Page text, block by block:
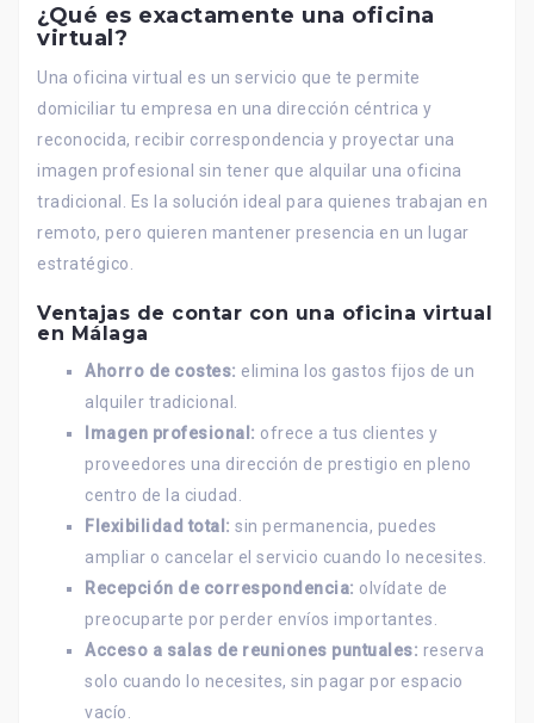
¿Qué es exactamente una oficina
virtual?
Una oficina virtual es un servicio que te permite
domiciliar tu empresa en una dirección céntrica y
reconocida, recibir correspondencia y proyectar una
imagen profesional sin tener que alquilar una oficina
tradicional. Es la solución ideal para quienes trabajan en
remoto, pero quieren mantener presencia en un lugar
estratégico.
Ventajas de contar con una oficina virtual
en Málaga
Ahorro de costes: elimina los gastos fijos de un
alquiler tradicional.
Imagen profesional: ofrece a tus clientes y
proveedores una dirección de prestigio en pleno
centro de la ciudad.
Flexibilidad total: sin permanencia, puedes
ampliar o cancelar el servicio cuando lo necesites.
Recepción de correspondencia: olvídate de
preocuparte por perder envíos importantes.
Acceso a salas de reuniones puntuales: reserva
solo cuando lo necesites, sin pagar por espacio
vacío.